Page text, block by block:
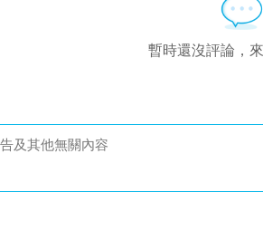
暫時還沒評論，